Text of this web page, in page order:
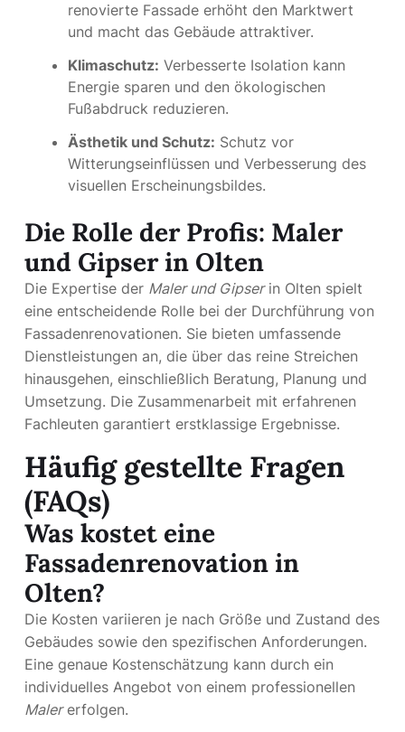
renovierte Fassade erhöht den Marktwert
und macht das Gebäude attraktiver.
Klimaschutz: Verbesserte Isolation kann
Energie sparen und den ökologischen
Fußabdruck reduzieren.
Ästhetik und Schutz: Schutz vor
Witterungseinflüssen und Verbesserung des
visuellen Erscheinungsbildes.
Die Rolle der Profis: Maler
und Gipser in Olten
Die Expertise der Maler und Gipserin Olten spielt
eine entscheidende Rolle bei der Durchführung von
Fassadenrenovationen. Sie bieten umfassende
Dienstleistungen an, die über das reine Streichen
hinausgehen, einschließlich Beratung, Planung und
Umsetzung. Die Zusammenarbeit mit erfahrenen
Fachleuten garantiert erstklassige Ergebnisse.
Häufig gestellte Fragen
(FAQs)
Was kostet eine
Fassadenrenovation in
Olten?
Die Kosten variieren je nach Größe und Zustand des
Gebäudes sowie den spezifischen Anforderungen.
Eine genaue Kostenschätzung kann durch ein
individuelles Angebot von einem professionellen
Malererfolgen.